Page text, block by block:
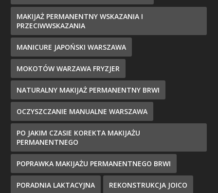
MAKIJAŻ PERMANENTNY WSKAZANIA I
PRZECIWWSKAZANIA
MANICURE JAPOŃSKI WARSZAWA
MOKOTÓW WARZAWA FRYZJER
NATURALNY MAKIJAŻ PERMANENTNY BRWI
OCZYSZCZANIE MANUALNE WARSZAWA
PO JAKIM CZASIE KOREKTA MAKIJAŻU
PERMANENTNEGO
POPRAWKA MAKIJAŻU PERMANENTNEGO BRWI
PORADNIA LAKTACYJNA REKONSTRUKCJA JOICO